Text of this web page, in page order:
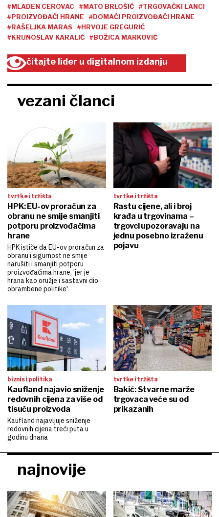
#MLADEN CEROVAC #MATO BRLOŠIĆ
#TRGOVAČKI LANCI
#PROIZVOĐAČI HRANE
#DOMAĆI PROIZVOĐAČI HRANE
#RAŠELJKA MARAS
#HRVOJE GREGURIĆ
#KRUNOSLAV KARALIĆ
#BOŽICA MARKOVIĆ
čitajte lider u digitalnom izdanju
vezani članci
tvrtke i tržišta
HPK: EU-ov proračun za
obranu ne smije smanjiti
potporu proizvođačima
hrane
HPK ističe da EU-ov proračun za
obranu i sigurnost ne smije
narušiti i smanjiti potporu
proizvođačima hrane, 'jer je
hrana kao oružje i sastavni dio
obrambene politike'
tvrtke i tržišta
Rastu cijene, ali i broj
krađa u trgovinama –
trgovci upozoravaju na
jednu posebno izraženu
pojavu
biznis i politika
Kaufland najavio sniženje
redovnih cijena za više od
tisuću proizvoda
Kaufland najavljuje sniženje
redovnih cijena treći puta u
godinu dnana
tvrtke i tržišta
Bakić: Stvarne marže
trgovaca veće su od
prikazanih
najnovije